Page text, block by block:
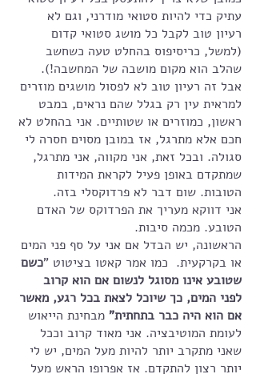
עתיק כדי להיות סטואי מודרני, וגם לא
רעיון טוב לקבל כל מושג סטואי קדום
(למשל, כריסיפוס בהחלט טעה כשחשב
שהלב הוא מקום מושבה של המחשבה!).
אבל זה רעיון טוב לא לפסול מושגים מוזרים
למראית עין רק בגלל שהם נראים, במבט
ראשון, כמוזרים או שטותיים. אני בהחלט לא
חכם אלא מתרגל, אז במובן מסוים חסרה לי
סגולה. ובכל זאת, אני מקווה, אני מתרגל,
שמתקדם באופן פעיל לקראת המידות
הטובות. שום דבר לא פרדוקסלי בזה.
אני דווקא מעריך את הפרדוקס של האדם
הטובע. מכמה סיבות.
הראשונה, יש הבדל אם אני על סף פני המים
או בקרקעית.  כמו אמר קאטו בציטוט "כשם
שטובע אינו מסוגל לנשום אם הוא קרוב
לפני המים, כך שיוכל לצאת בכל רגע, מאשר
אם הוא היה כבר בתחתית" מבחינת הייאוש
לעומת המוטיבציה. אני מאוד קרוב וככל
שאני מתקרב יותר להיות מעל המים, יש לי
יותר רצון להתקדם. אז אפרופו הראש מעל